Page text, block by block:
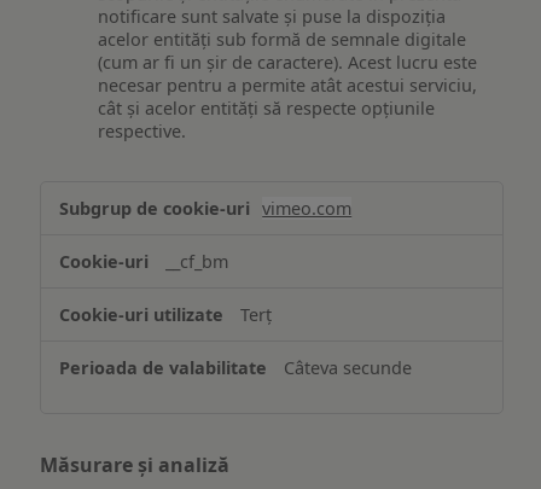
notificare sunt salvate și puse la dispoziția
acelor entități sub formă de semnale digitale
(cum ar fi un șir de caractere). Acest lucru este
necesar pentru a permite atât acestui serviciu,
cât și acelor entități să respecte opțiunile
respective.
Asigurarea
funcționalităților
website-
ului
vimeo.com
__cf_bm
Terț
Câteva secunde
Măsurare și analiză